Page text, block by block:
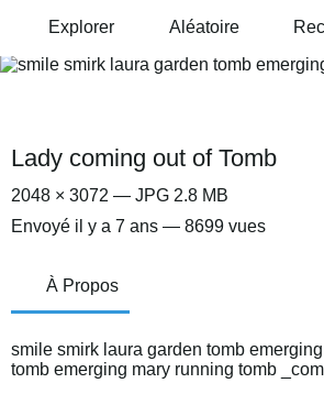
Explorer Aléatoire
Lady coming out of Tomb
2048 × 3072 — JPG 2.8 MB
Envoyé il y a 7 ans — 8699 vues
À Propos
smile smirk laura garden tomb
tomb emerging mary running tomb